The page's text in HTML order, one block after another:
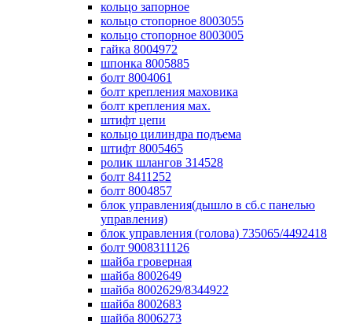
кольцо запорное
кольцо стопорное 8003055
кольцо стопорное 8003005
гайка 8004972
шпонка 8005885
болт 8004061
болт крепления маховика
болт крепления мах.
штифт цепи
кольцо цилиндра подъема
штифт 8005465
ролик шлангов 314528
болт 8411252
болт 8004857
блок управления(дышло в сб.с панелью
управления)
блок управления (голова) 735065/4492418
болт 9008311126
шайба гроверная
шайба 8002649
шайба 8002629/8344922
шайба 8002683
шайба 8006273